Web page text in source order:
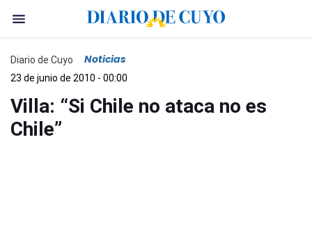
Diario de Cuyo Noticias
23 de junio de 2010 - 00:00
Villa: “Si Chile no ataca no es
Chile”